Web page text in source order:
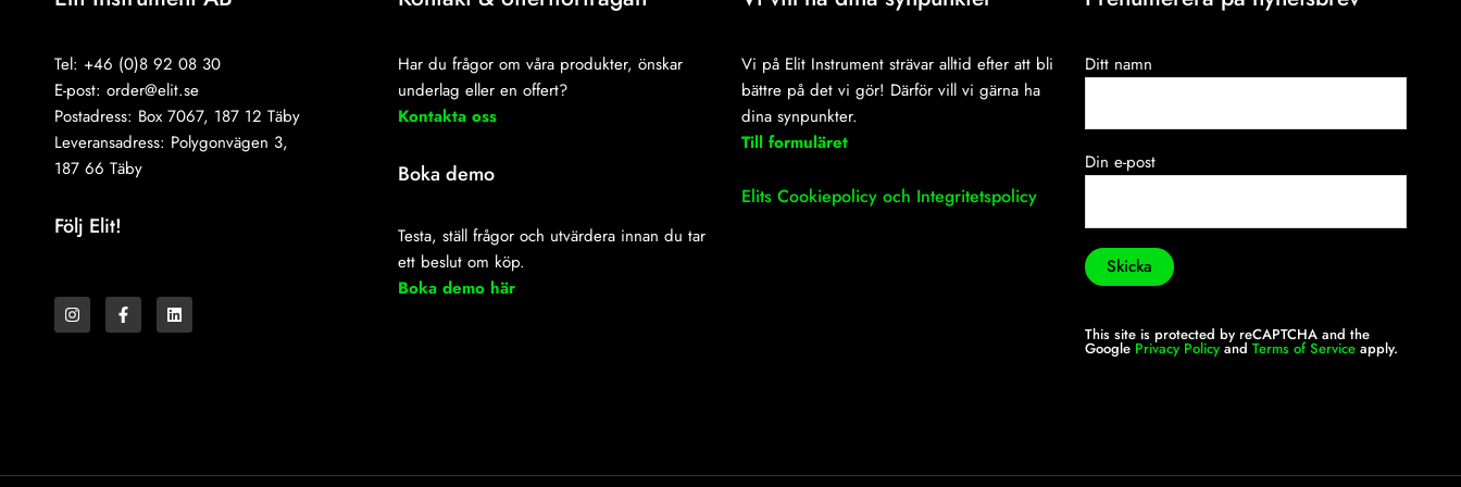
Tel: +46 (0)8 92 08 30
E-post: order@elit.se
Postadress: Box 7067, 187 12 Täby
Leveransadress: Polygonvägen 3,
187 66 Täby
Följ Elit!
n
s
t
a
c
e
i
n
k
Har du frågor om våra produkter, önskar
underlag eller en offert?
Kontakta oss
Boka demo
Testa, ställ frågor och utvärdera innan du tar
ett beslut om köp.
Boka demo här
Vi på Elit Instrument strävar alltid efter att bli
bättre på det vi gör! Därför vill vi gärna ha
dina synpunkter.
Till formuläret
Elits Cookiepolicy och Integritetspolicy
Ditt namn
Din e-post
This site is protected by reCAPTCHA and the
Google Privacy Policy and Terms of Service apply.